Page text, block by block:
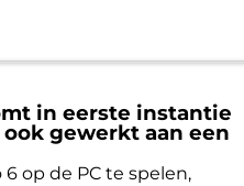
in eerste instantie
gewerkt aan een
op de PC te spelen,